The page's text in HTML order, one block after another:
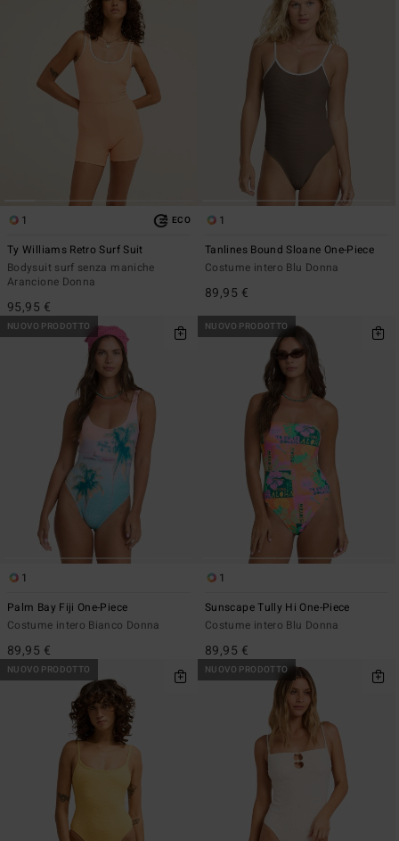
1 ECO
Ty Williams Retro Surf Suit
Bodysuit surf senza maniche
Arancione Donna
95,95 €
1
Tanlines Bound Sloane One-Piece
Costume intero Blu Donna
89,95 €
NUOVO PRODOTTO
1
Palm Bay Fiji One-Piece
Costume intero Bianco Donna
89,95 €
NUOVO PRODOTTO
1
Sunscape Tully Hi One-Piece
Costume intero Blu Donna
89,95 €
NUOVO PRODOTTO NUOVO PRODOTTO